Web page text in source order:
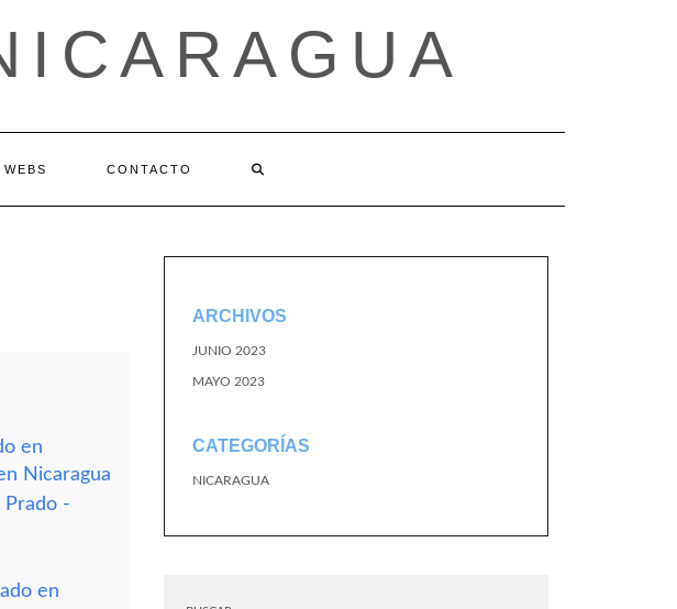
WEBS CONTACTO
en
Nicaragua
Prado -
en
ARCHIVOS
JUNIO 2023
MAYO 2023
CATEGORÍAS
NICARAGUA